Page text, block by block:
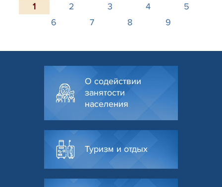
1 2 3 4
5
6
7 8 9
О содействии
занятости
населения
Туризм и отдых